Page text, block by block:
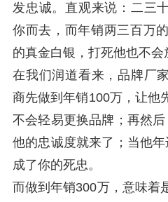
发忠诚。直观来说：二三
你而去，而年销两三百万
的真金白银，打死他也不会
在我们润道看来，品牌厂
商先做到年销100万，让他
不会轻易更换品牌；再然后
他的忠诚度就来了；当他
成了你的死忠。
而做到年销300万，意味着